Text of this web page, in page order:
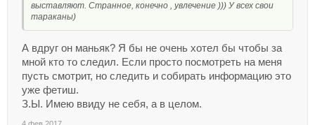
выставляют. Странное, конечно , увлечение ))) У всех свои
тараканы)
А вдруг он маньяк? Я бы не очень хотел бы чтобы за
мной кто то следил. Если просто посмотреть на меня
пусть смотрит, но следить и собирать информацию это
уже фетиш.
З.Ы. Имею ввиду не себя, а в целом.